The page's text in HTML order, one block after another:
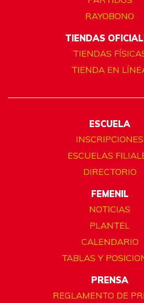
RAYOBONO
TIENDAS
TIENDAS
TIENDA EN
ESCUELA
INSCRIPCIONES
ESCUELAS
DIRECTORIO
FEMENIL
NOTICIAS
PLANTEL
CALENDARIO
TABLAS Y
PRENSA
REGLAMENTO DE